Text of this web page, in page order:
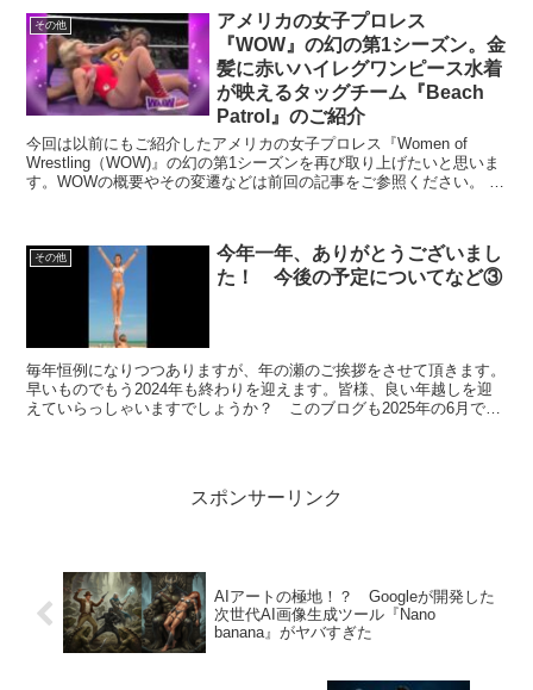
その他
アメリカの女子プロレス
『WOW』の幻の第1シーズン。金
髪に赤いハイレグワンピース水着
が映えるタッグチーム『Beach
Patrol』のご紹介
今回は以前にもご紹介したアメリカの女子プロレス『Women of
Wrestling（WOW)』の幻の第1シーズンを再び取り上げたいと思いま
す。WOWの概要やその変遷などは前回の記事をご参照ください。 今
その他
今年一年、ありがとうございまし
た！ 今後の予定についてなど③
毎年恒例になりつつありますが、年の瀬のご挨拶をさせて頂きます。
早いものでもう2024年も終わりを迎えます。皆様、良い年越しを迎
えていらっしゃいますでしょうか？ このブログも2025年の6月で何
スポンサーリンク
AIアートの極地！？ Googleが開発した
次世代AI画像生成ツール『Nano
banana』がヤバすぎた